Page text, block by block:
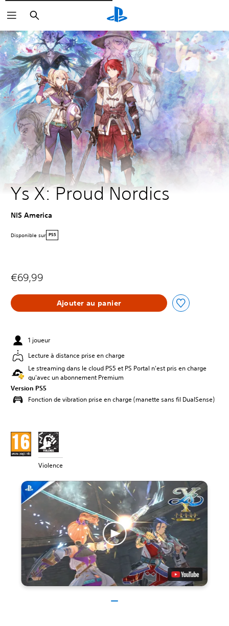
Rechercher
Ys X: Proud Nordics
NIS America
Disponible sur PS5
€69,99
Ajouter au panier
1 joueur
Lecture à distance prise en charge
Le streaming dans le cloud PS5 et PS Portal n'est pris en charge
qu'avec un abonnement Premium
Version PS5
Fonction de vibration prise en charge (manette sans fil DualSense)
Violence